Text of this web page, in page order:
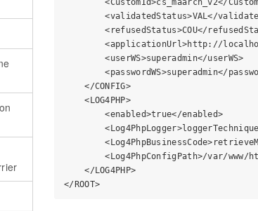
<CustomId>cs_maarch_v2</
<validatedStatus>VAL</
<refusedStatus>COU</
<applicationUrl>http://
        <userWS>superadmin</userWS>
<passwordWS>superadmin</
    </CONFIG>
    <LOG4PHP>
        <enabled>true</enabled>
<Log4PhpConfigPath>/var/www/
    </LOG4PHP>